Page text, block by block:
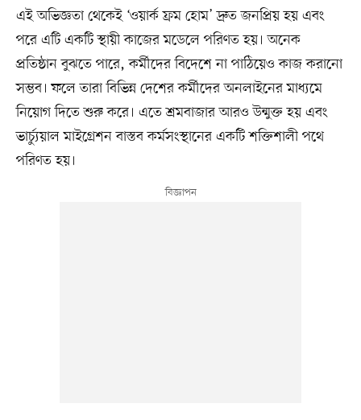
এই অভিজ্ঞতা থেকেই ‘ওয়ার্ক ফ্রম হোম’ দ্রুত জনপ্রিয় হয় এবং
পরে এটি একটি স্থায়ী কাজের মডেলে পরিণত হয়। অনেক
প্রতিষ্ঠান বুঝতে পারে, কর্মীদের বিদেশে না পাঠিয়েও কাজ করানো
সম্ভব। ফলে তারা বিভিন্ন দেশের কর্মীদের অনলাইনের মাধ্যমে
নিয়োগ দিতে শুরু করে। এতে শ্রমবাজার আরও উন্মুক্ত হয় এবং
ভার্চ্যুয়াল মাইগ্রেশন বাস্তব কর্মসংস্থানের একটি শক্তিশালী পথে
পরিণত হয়।